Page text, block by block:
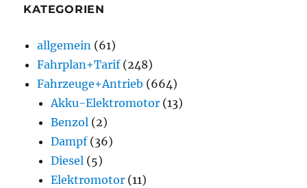
KATEGORIEN
allgemein (61)
Fahrplan+Tarif(248)
Fahrzeuge+Antrieb (664)
Akku-Elektromotor (13)
Benzol (2)
Dampf(36)
Diesel (5)
Elektromotor (11)